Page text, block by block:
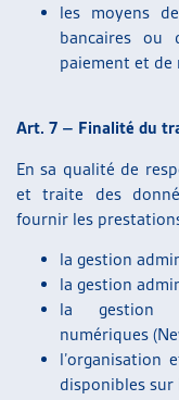
les moyens
bancaires ou
paiement et de
Art. 7 – Finalité du
En sa qualité de
et traite des
fournir les
la gestion
la gestion
la gestion
numériques
l’organisation
disponibles